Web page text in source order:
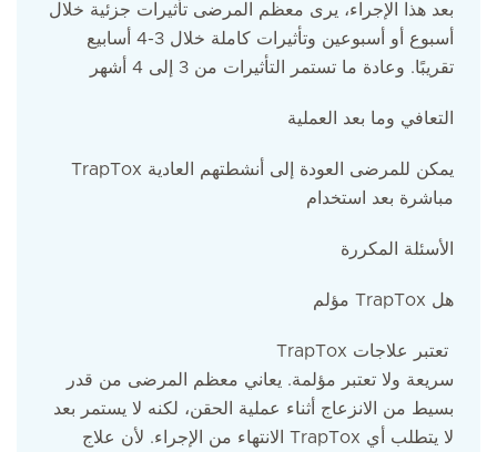
بعد هذا الإجراء، يرى معظم المرضى تأثيرات جزئية خلال
أسبوع أو أسبوعين وتأثيرات كاملة خلال 3-4 أسابيع
تقريبًا. وعادة ما تستمر التأثيرات من 3 إلى 4 أشهر
التعافي وما بعد العملية
TrapTox يمكن للمرضى العودة إلى أنشطتهم العادية
مباشرة بعد استخدام
الأسئلة المكررة
مؤلم TrapTox هل
سريعة ولا تعتبر مؤلمة. يعاني معظم المرضى من قدر
بسيط من الانزعاج أثناء عملية الحقن، لكنه لا يستمر بعد
الانتهاء من الإجراء. لأن علاج TrapTox لا يتطلب أي